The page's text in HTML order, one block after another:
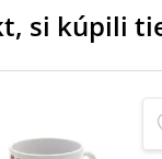
si kúpili